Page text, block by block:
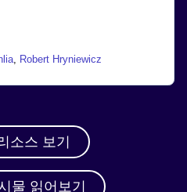
, Robert Hryniewicz
소스 보기
물 읽어보기